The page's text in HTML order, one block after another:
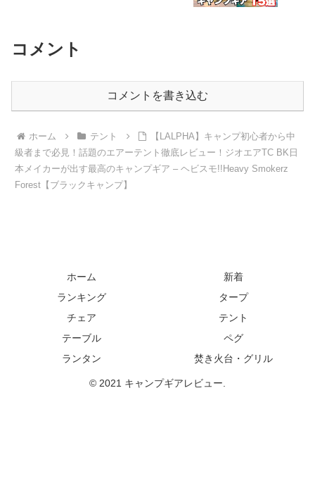
コメント
コメントを書き込む
ホーム テント
【LALPHA】キャンプ初心者から中
級者まで必見！話題のエアーテント徹底レビュー！ジオエアTC BK日
本メイカーが出す最高のキャンプギア – ヘビスモ!!Heavy Smokerz
Forest【ブラックキャンプ】
ホーム
新着
ランキング
タープ
チェア
テント
テーブル
ペグ
ランタン
焚き火台・グリル
© 2021 キャンプギアレビュー.